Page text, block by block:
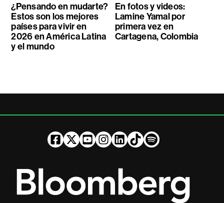
¿Pensando en mudarte?
Estos son los mejores
países para vivir en
2026 en América Latina
y el mundo
En fotos y videos:
Lamine Yamal por
primera vez en
Cartagena, Colombia